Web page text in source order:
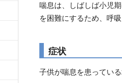
喘息は、しばしば小児
を困難にするため、呼
症状
子供が喘息を患ってい